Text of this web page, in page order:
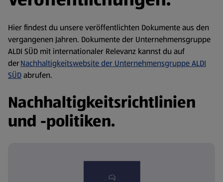
Hier findest du unsere veröffentlichten Dokumente aus den
vergangenen Jahren. Dokumente der Unternehmensgruppe
ALDI SÜD mit internationaler Relevanz kannst du auf
derNachhaltigkeitswebsite der Unternehmensgruppe ALDI
SÜDabrufen.
Nachhaltigkeitsrichtlinien
und -politiken.